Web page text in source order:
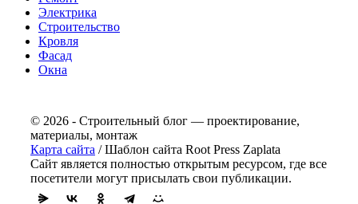
Электрика
Строительство
Кровля
Фасад
Окна
© 2026 - Строительный блог — проектирование,
материалы, монтаж
Карта сайта / Шаблон сайта Root Press Zaplata
Сайт является полностью открытым ресурсом, где все
посетители могут присылать свои публикации.